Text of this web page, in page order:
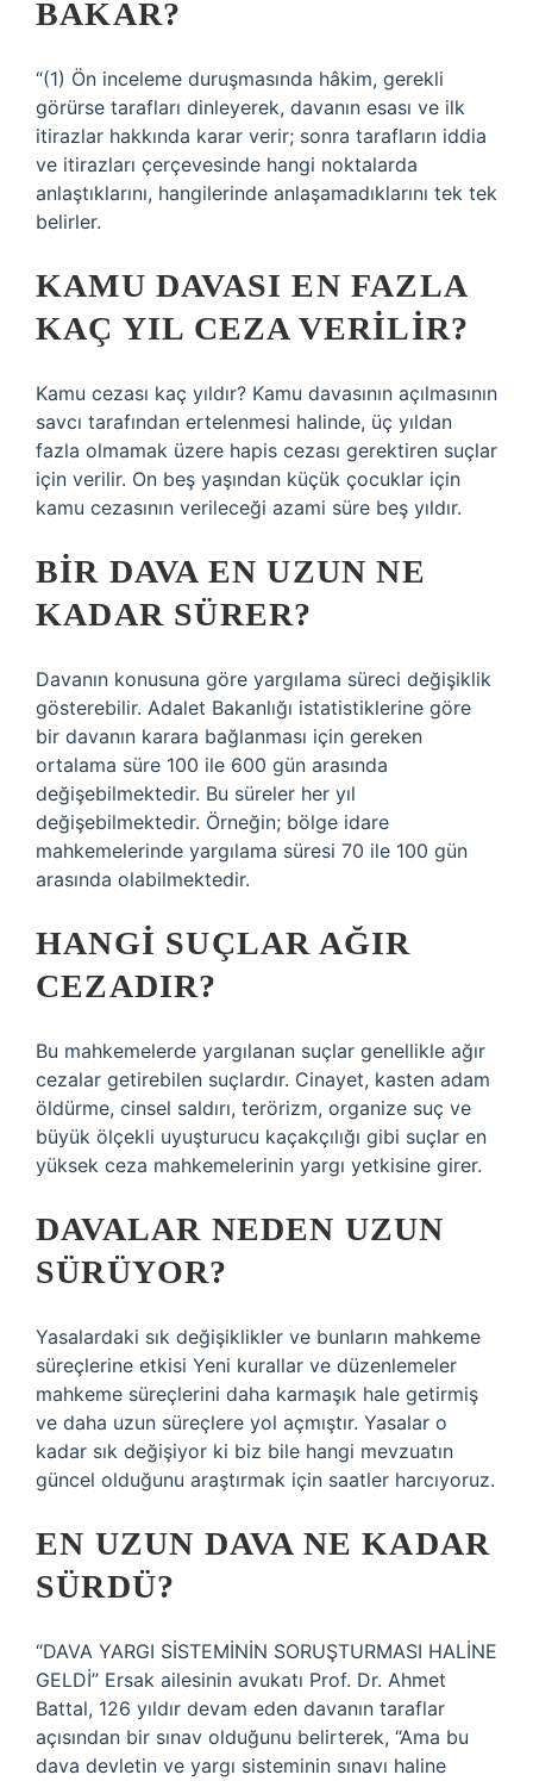
BAKAR?
“(1) Ön inceleme duruşmasında hâkim, gerekli
görürse tarafları dinleyerek, davanın esası ve ilk
itirazlar hakkında karar verir; sonra tarafların iddia
ve itirazları çerçevesinde hangi noktalarda
anlaştıklarını, hangilerinde anlaşamadıklarını tek tek
belirler.
KAMU DAVASI EN FAZLA
KAÇ YIL CEZA VERILIR?
Kamu cezası kaç yıldır? Kamu davasının açılmasının
savcı tarafından ertelenmesi halinde, üç yıldan
fazla olmamak üzere hapis cezası gerektiren suçlar
için verilir. On beş yaşından küçük çocuklar için
kamu cezasının verileceği azami süre beş yıldır.
BIR DAVA EN UZUN NE
KADAR SÜRER?
Davanın konusuna göre yargılama süreci değişiklik
gösterebilir. Adalet Bakanlığı istatistiklerine göre
bir davanın karara bağlanması için gereken
ortalama süre 100 ile 600 gün arasında
değişebilmektedir. Bu süreler her yıl
değişebilmektedir. Örneğin; bölge idare
mahkemelerinde yargılama süresi 70 ile 100 gün
arasında olabilmektedir.
HANGI SUÇLAR AĞIR
CEZADIR?
Bu mahkemelerde yargılanan suçlar genellikle ağır
cezalar getirebilen suçlardır. Cinayet, kasten adam
öldürme, cinsel saldırı, terörizm, organize suç ve
büyük ölçekli uyuşturucu kaçakçılığı gibi suçlar en
yüksek ceza mahkemelerinin yargı yetkisine girer.
DAVALAR NEDEN UZUN
SÜRÜYOR?
Yasalardaki sık değişiklikler ve bunların mahkeme
süreçlerine etkisi Yeni kurallar ve düzenlemeler
mahkeme süreçlerini daha karmaşık hale getirmiş
ve daha uzun süreçlere yol açmıştır. Yasalar o
kadar sık ​​değişiyor ki biz bile hangi mevzuatın
güncel olduğunu araştırmak için saatler harcıyoruz.
EN UZUN DAVA NE KADAR
SÜRDÜ?
“DAVA YARGI SİSTEMİNİN SORUŞTURMASI HALİNE
GELDİ” Ersak ailesinin avukatı Prof. Dr. Ahmet
Battal, 126 yıldır devam eden davanın taraflar
açısından bir sınav olduğunu belirterek, “Ama bu
dava devletin ve yargı sisteminin sınavı haline